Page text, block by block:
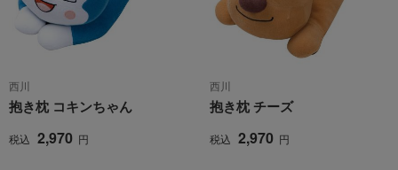
西川
抱き枕 コキンちゃん
税込 2,970 円
西川
抱き枕 チーズ
税込 2,970 円